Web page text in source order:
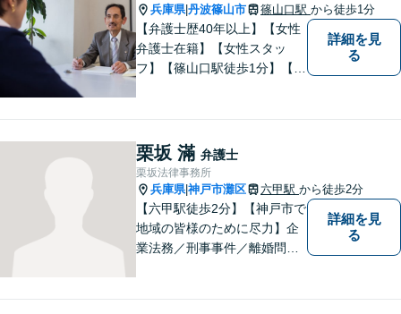
兵庫県|丹波篠山市 篠山口駅 から徒歩1分
【弁護士歴40年以上】【女性
弁護士在籍】【女性スタッ
フ】【篠山口駅徒歩1分】【夜
談ください。様々な悩みや不
安に寄り添い、お抱えの問題
の迅速かつ適切な解決を目指
します。
詳細を見
る
栗坂 滿 弁護士
栗坂法律事務所
兵庫県|神戸市灘区 六甲駅 から徒歩2分
【六甲駅徒歩2分】【神戸市で
地域の皆様のために尽力】企
業法務／刑事事件／離婚問題
詳細を見
る